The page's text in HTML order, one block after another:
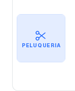
PELUQUERIA